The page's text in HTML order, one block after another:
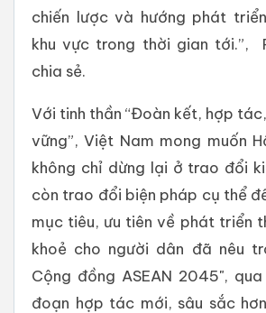
chiến lược và hướng phát
khu vực trong thời gian tới.”,
chia sẻ.
Với tinh thần “Đoàn kết, hợp
vững”, Việt Nam mong muốn
không chỉ dừng lại ở trao đổi
còn trao đổi biện pháp cụ thể
mục tiêu, ưu tiên về phát triển
khoẻ cho người dân đã nêu
Cộng đồng ASEAN 2045",
đoạn hợp tác mới, sâu sắc